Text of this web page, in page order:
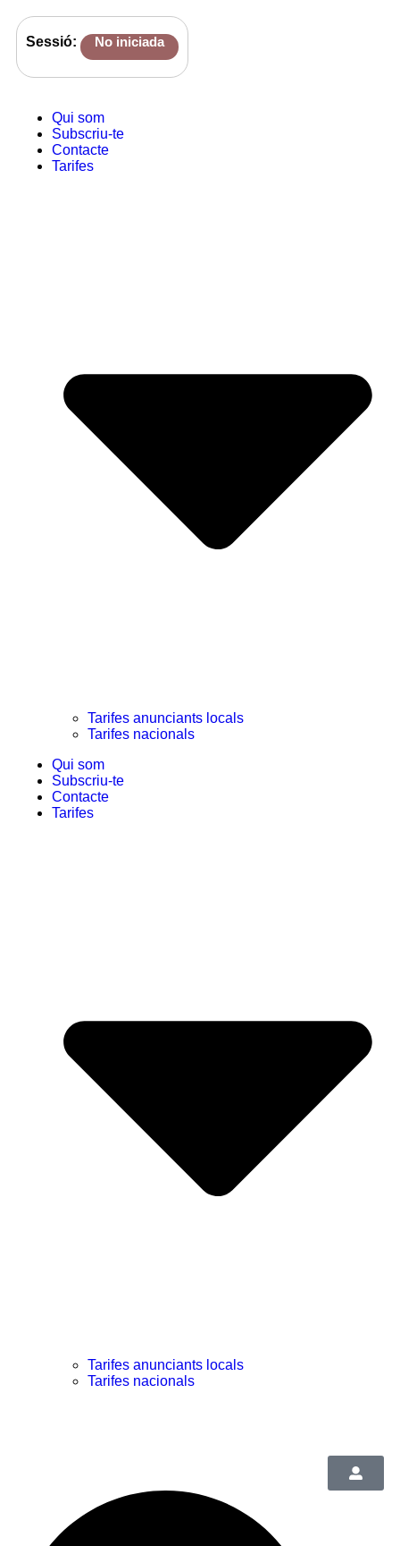
Sessió: No iniciada
Qui som
Subscriu-te
Contacte
Tarifes
Tarifes anunciants locals
Tarifes nacionals
Qui som
Subscriu-te
Contacte
Tarifes
Tarifes anunciants locals
Tarifes nacionals